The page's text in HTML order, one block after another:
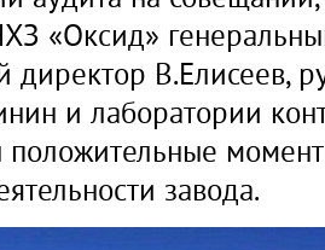
«Оксид»
директор В.Елисеев,
и лаборатории
положительные
завода.